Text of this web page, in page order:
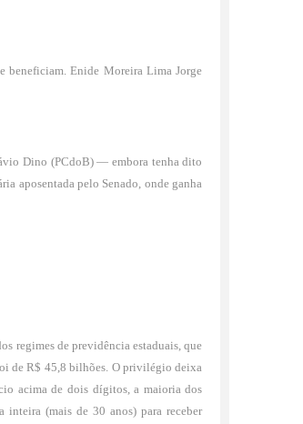
beneficiam. Enide Moreira Lima Jorge
Dino (PCdoB) — embora tenha dito
aposentada pelo Senado, onde ganha
regimes de previdência estaduais, que
de R$ 45,8 bilhões. O privilégio deixa
acima de dois dígitos, a maioria dos
inteira (mais de 30 anos) para receber